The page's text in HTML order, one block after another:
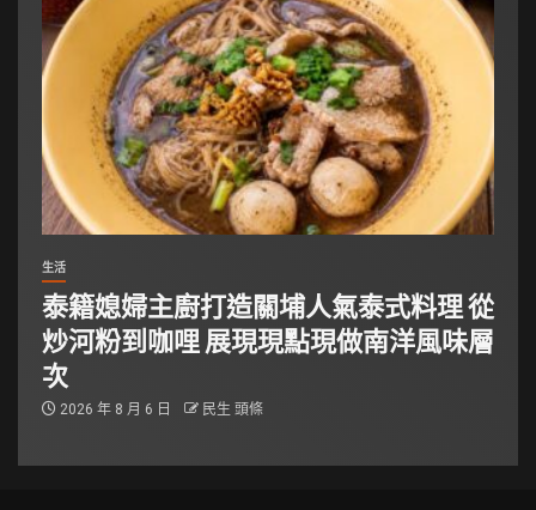
生活
泰籍媳婦主廚打造關埔人氣泰式料理 從
炒河粉到咖哩 展現現點現做南洋風味層
次
2026 年 8 月 6 日 民生 頭條